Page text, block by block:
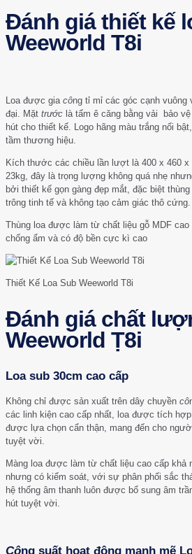
Đánh giá thiết kế
Weeworld T8i
Loa được gia công tỉ mỉ các góc cạnh vuông
đại. Mặt trước là tấm ê căng bằng vải bảo
hút cho thiết kế. Logo hãng màu trắng nổi
tầm thương hiệu.
Kích thước các chiều lần lượt là 400 x 460
23kg, đây là trọng lượng không quá nhẹ
bởi thiết kế gọn gàng đẹp mắt, đặc biệt
trông tinh tế và không tạo cảm giác thô cứng.
Thùng loa được làm từ chất liệu gỗ MDF
chống ẩm và có độ bền cực kì cao
Thiết Kế Loa Sub Weeworld T8i
Đánh giá chất
Weeworld Ṭ8i
Loa sub 30cm cao cấp
Không chỉ được sản xuất trên dây chuyền cô
các linh kiện cao cấp nhất, loa được tích hợp
được lựa chọn cẩn thận, mang đến cho
tuyệt vời.
Màng loa được làm từ chất liệu cao cấp khả
nhưng có kiểm soát, với sự phân phối sắc
hệ thống âm thanh luôn được bổ sung âm
hút tuyệt vời.
Công suất hoạt động mạnh mẽ